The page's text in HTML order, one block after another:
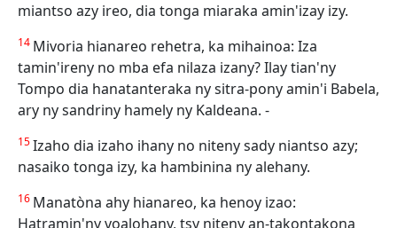
miantso azy ireo, dia tonga miaraka amin'izay izy.
14 Mivoria hianareo rehetra, ka mihainoa: Iza
tamin'ireny no mba efa nilaza izany? Ilay tian'ny
Tompo dia hanatanteraka ny sitra-pony amin'i Babela,
ary ny sandriny hamely ny Kaldeana. -
15Izaho dia izaho ihany no niteny sady niantso azy;
nasaiko tonga izy, ka hambinina ny alehany.
16 Manatòna ahy hianareo, ka henoy izao:
Hatramin'ny voalohany, tsy niteny an-takontakona